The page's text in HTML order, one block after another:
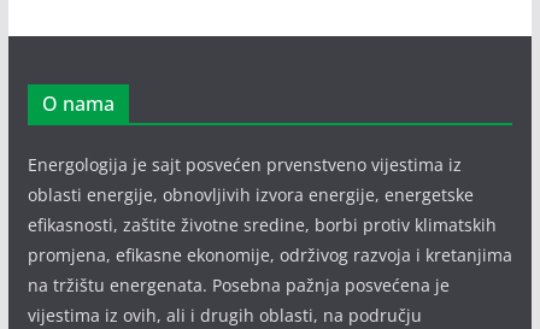
O nama
Energologija je sajt posvećen prvenstveno vijestima iz
oblasti energije, obnovljivih izvora energije, energetske
efikasnosti, zaštite životne sredine, borbi protiv klimatskih
promjena, efikasne ekonomije, održivog razvoja i kretanjima
na tržištu energenata. Posebna pažnja posvećena je
vijestima iz ovih, ali i drugih oblasti, na području